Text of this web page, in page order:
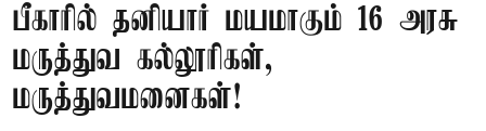
பீகாரில் தனியார் மயமாகும் 16 அரசு
மருத்துவ கல்லூரிகள்,
மருத்துவமனைகள்!